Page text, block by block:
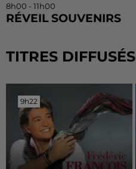
8h00 - 11h00
RÉVEIL SOUVENIRS
TITRES DIFFUSÉS
9h22
9h22